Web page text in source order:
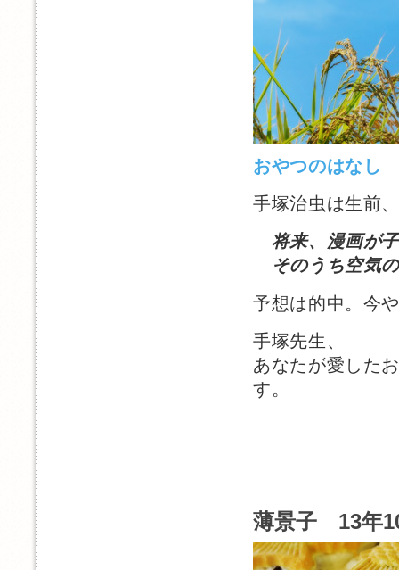
おやつのはなし
手塚治虫は生前
将来、漫画が
そのうち空気
予想は的中。今
手塚先生、
あなたが愛した
す。
薄景子 13年